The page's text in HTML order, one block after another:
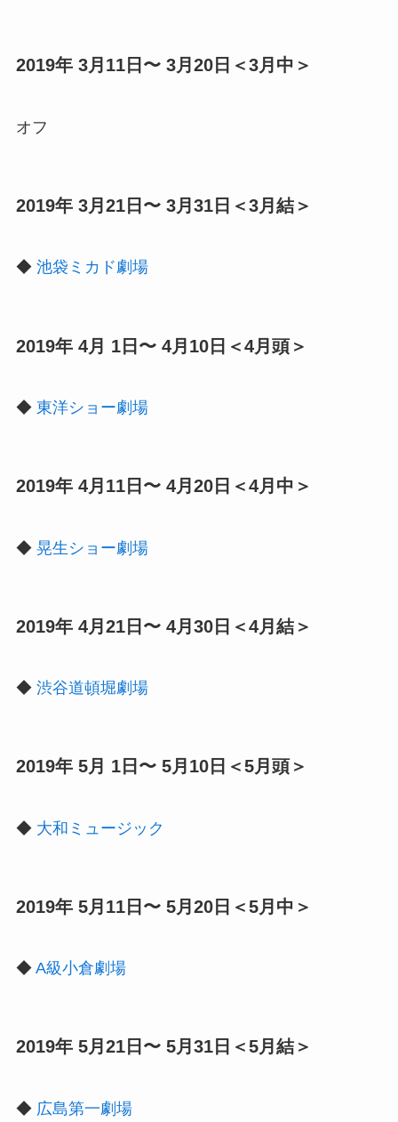
2019年 3月11日〜 3月20日＜3月中＞
オフ
2019年 3月21日〜 3月31日＜3月結＞
◆ 池袋ミカド劇場
2019年 4月 1日〜 4月10日＜4月頭＞
◆ 東洋ショー劇場
2019年 4月11日〜 4月20日＜4月中＞
◆ 晃生ショー劇場
2019年 4月21日〜 4月30日＜4月結＞
◆ 渋谷道頓堀劇場
2019年 5月 1日〜 5月10日＜5月頭＞
◆ 大和ミュージック
2019年 5月11日〜 5月20日＜5月中＞
◆ A級小倉劇場
2019年 5月21日〜 5月31日＜5月結＞
◆ 広島第一劇場